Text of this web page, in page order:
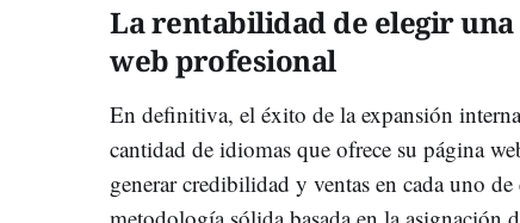
La rentabilidad de elegir
web profesional
En definitiva, el éxito de la expansión
cantidad de idiomas que ofrece su página
generar credibilidad y ventas en cada uno